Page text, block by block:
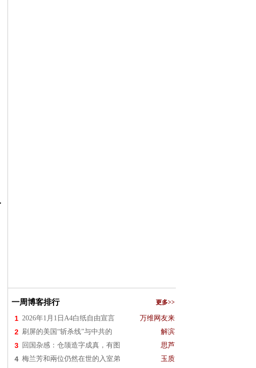
一周博客排行 更多>>
1 2026年1月1日A4白纸自由宣言 万维网友来
2 刷屏的美国“斩杀线”与中共的 解滨
3 回国杂感：仓颉造字成真，有图 思芦
4 梅兰芳和兩位仍然在世的入室弟 玉质